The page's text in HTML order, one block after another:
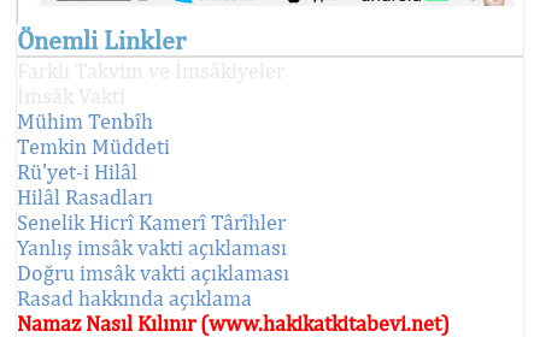
Önemli Linkler
Farklı Takvim ve İmsâkiyeler
İmsâk Vakti
Mühim Tenbîh
Temkin Müddeti
Rü'yet-i Hilâl
Hilâl Rasadları
Senelik Hicrî Kamerî Târîhler
Yanlış imsâk vakti açıklaması
Doğru imsâk vakti açıklaması
Rasad hakkında açıklama
Namaz Nasıl Kılınır (www.hakikatkitabevi.net)